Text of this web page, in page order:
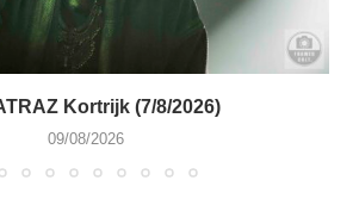
Kortrijk (7/8/2026)
09/08/2026